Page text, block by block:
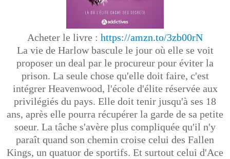
Acheter le livre : https://amzn.to/3zb00rN
La vie de Harlow bascule le jour où elle se voit
proposer un deal par le procureur pour éviter la
prison. La seule chose qu'elle doit faire, c'est
intégrer Heavenwood, l'école d'élite réservée aux
privilégiés du pays. Elle doit tenir jusqu'à ses 18
ans, après elle pourra récupérer la garde de sa petite
soeur. La tâche s'avère plus compliquée qu'il n'y
paraît quand son chemin croise celui des Fallen
Kings, un quatuor de sportifs. Et surtout celui d'Ace